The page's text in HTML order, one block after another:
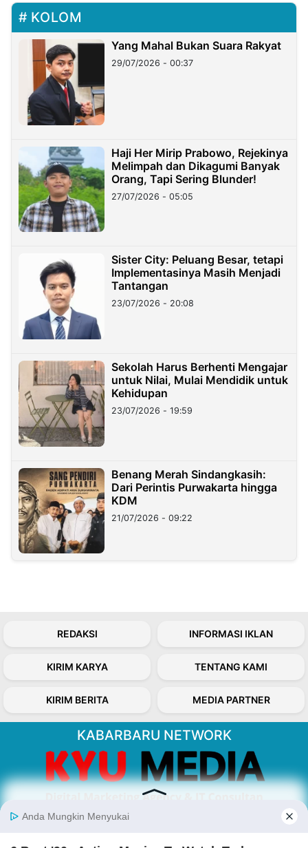
KOLOM
Yang Mahal Bukan Suara Rakyat
29/07/2026 - 00:37
Haji Her Mirip Prabowo, Rejekinya
Melimpah dan Dikagumi Banyak
Orang, Tapi Sering Blunder!
27/07/2026 - 05:05
Sister City: Peluang Besar, tetapi
Implementasinya Masih Menjadi
Tantangan
23/07/2026 - 20:08
Sekolah Harus Berhenti Mengajar
untuk Nilai, Mulai Mendidik untuk
Kehidupan
23/07/2026 - 19:59
Benang Merah Sindangkasih:
Dari Perintis Purwakarta hingga
KDM
21/07/2026 - 09:22
REDAKSI INFORMASI IKLAN
KIRIM KARYA TENTANG KAMI
KIRIM BERITA MEDIA PARTNER
KABARBARU NETWORK
About Our Kabarbaru.co